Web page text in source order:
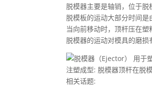
脱模器主要是轴销，位于脱
脱模板的运动大部分时间是
当向前移动时，顶杆压在塑
脱模器的运动对模具的磨损
注塑成型: 脱模器顶杆在脱
相关话题: